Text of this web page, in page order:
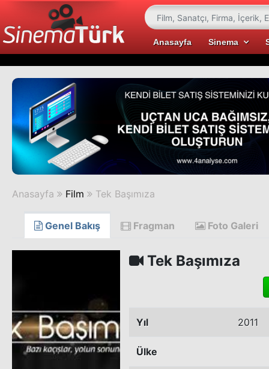
Anasayfa Sinema
Anasayfa Film Tek Başımıza
Genel Bakış Fragman Foto Galeri
Tek Başımıza
Yıl 2011
Ülke